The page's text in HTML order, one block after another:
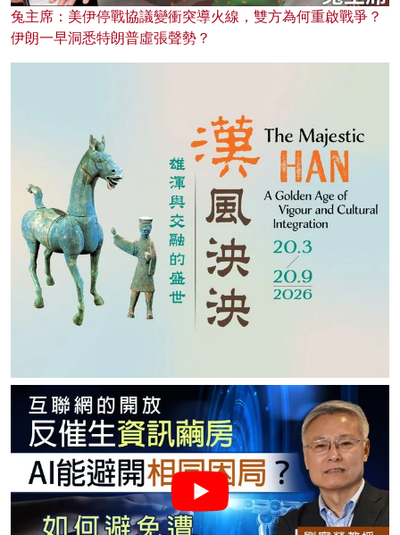
兔主席：美伊停戰協議變衝突導火線，雙方為何重啟戰爭？
伊朗一早洞悉特朗普虛張聲勢？